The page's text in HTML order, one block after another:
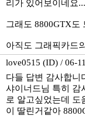
리가 있어보이네요...
그래도 8800GTX도
아직도 그래픽카드
love0515 (ID) / 06-
다들 답변 감사합니
샤이너드님 특히 감
로 알고싶었는데 도
이 딸린거같아